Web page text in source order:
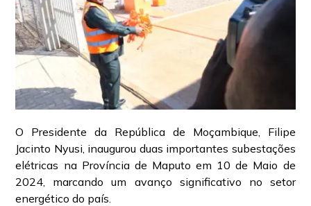
O Presidente da República de Moçambique, Filipe
Jacinto Nyusi, inaugurou duas importantes subestações
elétricas na Província de Maputo em 10 de Maio de
2024, marcando um avanço significativo no setor
energético do país.